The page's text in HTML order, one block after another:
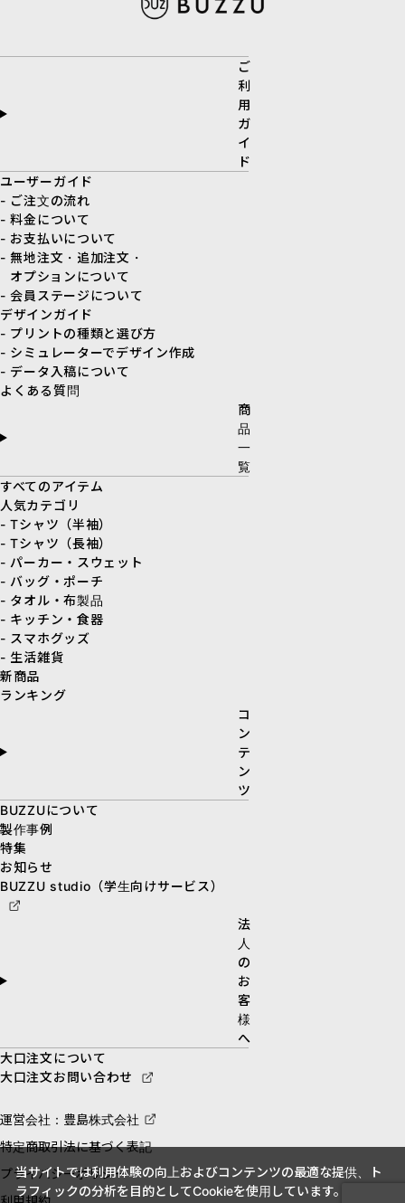
ご
利
用
ガ
イ
ド
ユーザーガイド
- ご注文の流れ
- 料金について
- お支払いについて
- 無地注文・追加注文・
オプションについて
- 会員ステージについて
デザインガイド
- プリントの種類と選び方
- シミュレーターでデザイン作成
- データ入稿について
よくある質問
商
品
一
覧
すべてのアイテム
人気カテゴリ
- Tシャツ（半袖）
- Tシャツ（長袖）
- パーカー・スウェット
- バッグ・ポーチ
- タオル・布製品
- キッチン・食器
- スマホグッズ
- 生活雑貨
新商品
ランキング
コ
ン
テ
ン
ツ
BUZZUについて
製作事例
特集
お知らせ
BUZZU studio（学生向けサービス）
法
人
の
お
客
様
へ
大口注文について
大口注文お問い合わせ
運営会社：豊島株式会社
特定商取引法に基づく表記
プライバシーポリシー
当サイトでは利用体験の向上およびコンテンツの最適な提供、ト
ラフィックの分析を目的としてCookieを使用しています。